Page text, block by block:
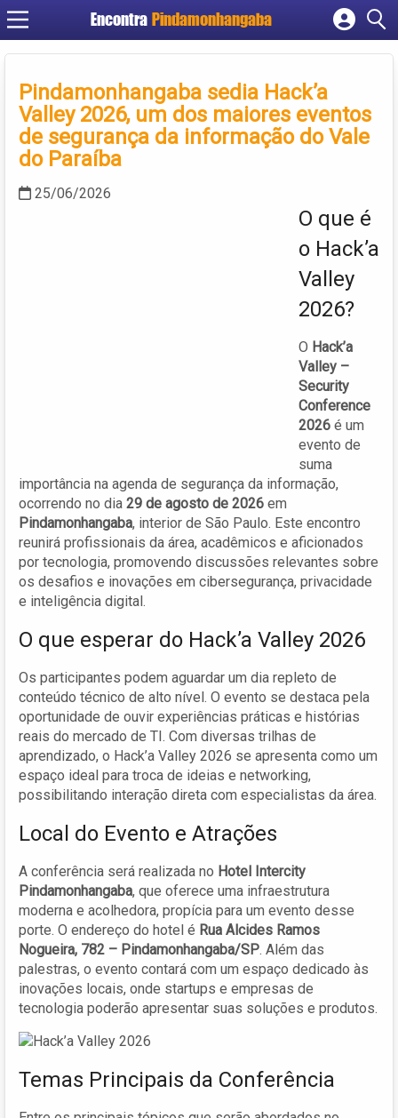
Encontra Pindamonhangaba
Cadastrar empresa
Criar conta
Pindamonhangaba sedia Hack’a
Valley 2026, um dos maiores eventos
de segurança da informação do Vale
do Paraíba
25/06/2026
O que é
o Hack’a
Valley
2026?
O Hack’a
Valley –
Security
Conference
2026 é um
evento de
suma
importância na agenda de segurança da informação,
ocorrendo no dia 29 de agosto de 2026 em
Pindamonhangaba, interior de São Paulo. Este encontro
reunirá profissionais da área, acadêmicos e aficionados
por tecnologia, promovendo discussões relevantes sobre
os desafios e inovações em cibersegurança, privacidade
e inteligência digital.
O que esperar do Hack’a Valley 2026
Os participantes podem aguardar um dia repleto de
conteúdo técnico de alto nível. O evento se destaca pela
oportunidade de ouvir experiências práticas e histórias
reais do mercado de TI. Com diversas trilhas de
aprendizado, o Hack’a Valley 2026 se apresenta como um
espaço ideal para troca de ideias e networking,
possibilitando interação direta com especialistas da área.
Local do Evento e Atrações
A conferência será realizada no Hotel Intercity
Pindamonhangaba, que oferece uma infraestrutura
moderna e acolhedora, propícia para um evento desse
porte. O endereço do hotel é Rua Alcides Ramos
Nogueira, 782 – Pindamonhangaba/SP. Além das
palestras, o evento contará com um espaço dedicado às
inovações locais, onde startups e empresas de
tecnologia poderão apresentar suas soluções e produtos.
Temas Principais da Conferência